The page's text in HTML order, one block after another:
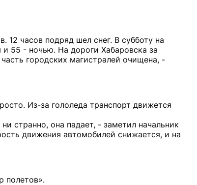
часов подряд шел снег. В субботу на
55 - ночью. На дороги Хабаровска за
городских магистралей очищена, -
Из-за гололеда транспорт движется
странно, она падает, - заметил начальник
движения автомобилей снижается, и на
полетов».